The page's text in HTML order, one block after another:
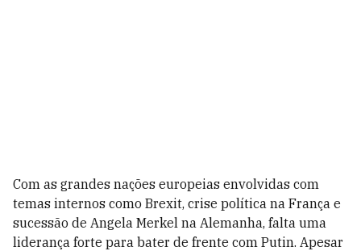
Com as grandes nações europeias envolvidas com
temas internos como Brexit, crise política na França e
sucessão de Angela Merkel na Alemanha, falta uma
liderança forte para bater de frente com Putin. Apesar